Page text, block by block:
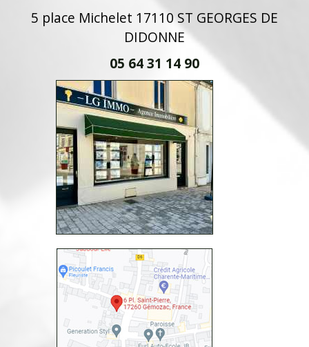
5 place Michelet 17110 ST GEORGES DE
DIDONNE
05 64 31 14 90